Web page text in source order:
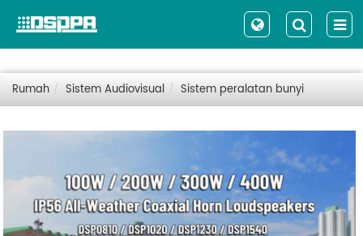
Rumah Sistem Audiovisual Sistem peralatan bunyi